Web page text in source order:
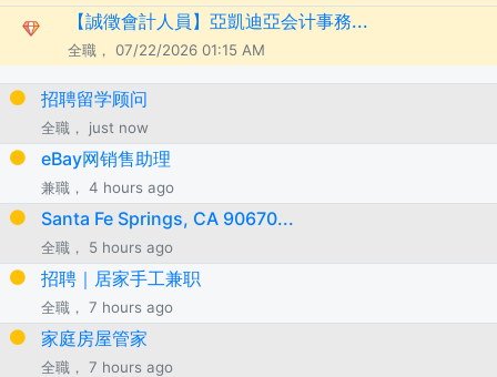
【誠徵會計人員】亞凱迪亞会计事務...
全職， 07/22/2026 01:15 AM
招聘留学顾问
全職， just now
eBay网销售助理
兼職， 4 hours ago
Santa Fe Springs, CA 90670...
全職， 5 hours ago
招聘｜居家手工兼职
全職， 7 hours ago
家庭房屋管家
全職， 7 hours ago